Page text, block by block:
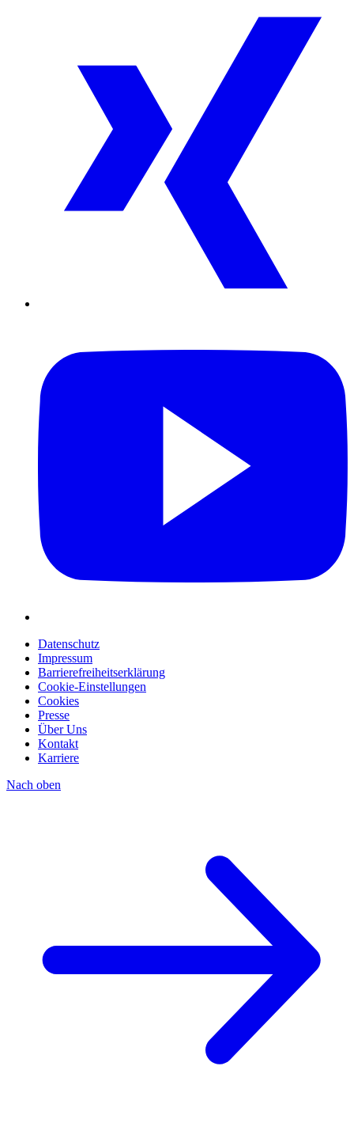
Datenschutz
Impressum
Barrierefreiheitserklärung
Cookie-Einstellungen
Cookies
Presse
Über Uns
Kontakt
Karriere
Nach oben